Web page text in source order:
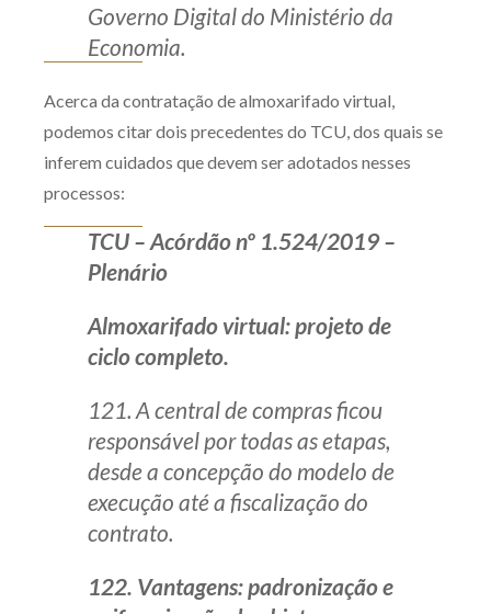
Governo Digital do Ministério da
Economia.
Acerca da contratação de almoxarifado virtual,
podemos citar dois precedentes do TCU, dos quais se
inferem cuidados que devem ser adotados nesses
processos:
TCU – Acórdão nº 1.524/2019 –
Plenário
Almoxarifado virtual: projeto de
ciclo completo.
121. A central de compras ficou
responsável por todas as etapas,
desde a concepção do modelo de
execução até a fiscalização do
contrato.
122. Vantagens: padronização e